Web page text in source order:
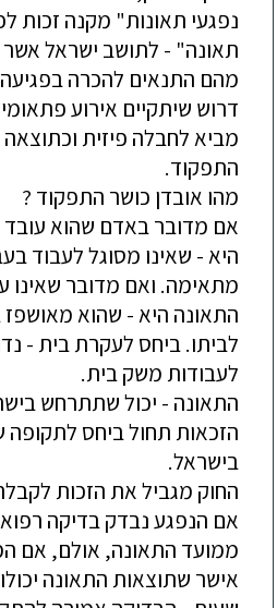
נפגעי תאונות" מקנה זכות
תאונה" - לתושב ישראל
מהם התנאים להכרה
דרוש שיתקיים אירוע פתאומי
מביא לחבלה פיזית
התפקוד.
מהו אובדן כושר התפקוד ?
אם מדובר באדם שהוא
היא - שאינו מסוגל לעבוד
מתאימה. ואם מדובר שאינו
התאונה היא - שהוא
לביתו. ביחס לעקרת בית -
לעבודות משק בית.
התאונה - יכול שתתרחש
הזכאות תחול ביחס
בישראל.
החוק מגביל את הזכות
ממועד התאונה, אולם, אם